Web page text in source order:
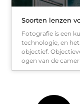
Soorten lenzen
Fotografie is een
technologie, en
objectief.
ogen van de